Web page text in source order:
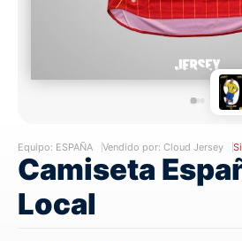
Equipo: ESPAÑA Vendido por: Cloud Jersey
Camiseta
Local